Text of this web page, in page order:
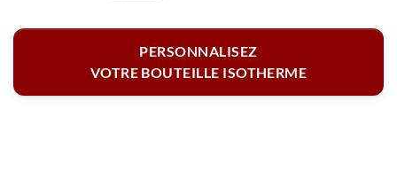
PERSONNALISEZ
VOTRE BOUTEILLE ISOTHERME